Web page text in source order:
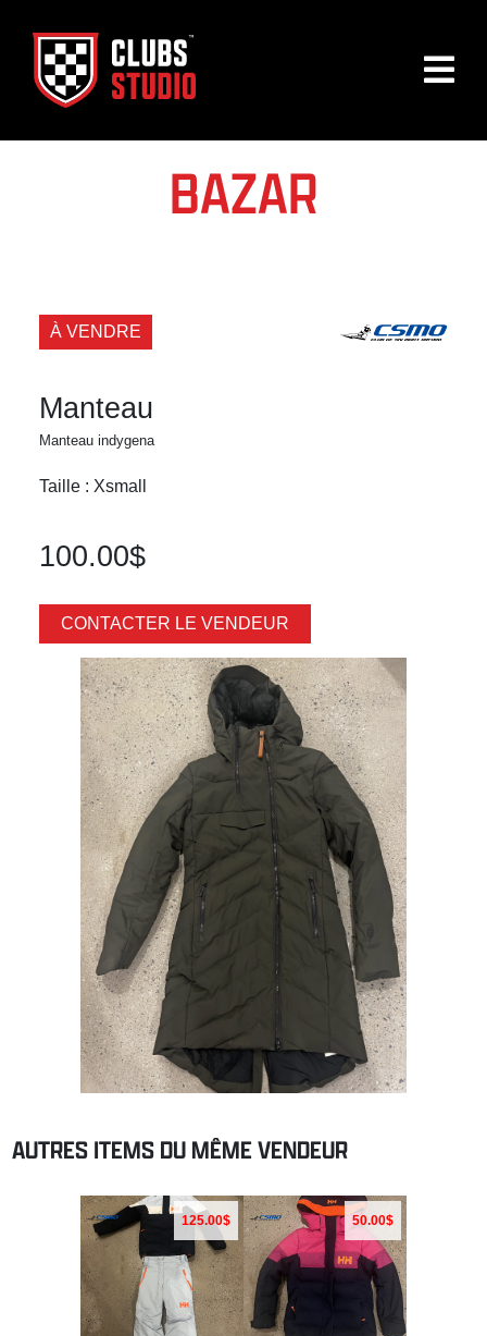
BAZAR
À VENDRE
Manteau
Manteau indygena
Taille : Xsmall
100.00$
CONTACTER LE VENDEUR
AUTRES ITEMS DU MÊME VENDEUR
125.00$ 50.00$